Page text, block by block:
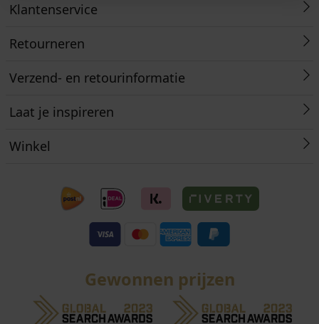
Klantenservice
Retourneren
Verzend- en retourinformatie
Laat je inspireren
Winkel
Gewonnen prijzen